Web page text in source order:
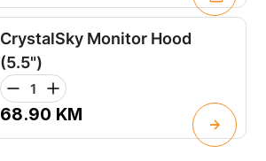
CrystalSky Monitor Hood
(5.5")
68.90 KM